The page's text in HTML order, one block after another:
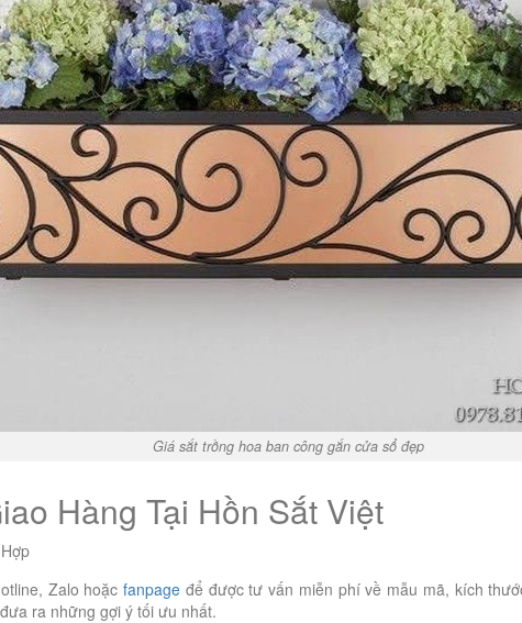
Giá sắt trồng hoa ban công gắn cửa sổ đẹp
Hàng Tại Hồn Sắt Việt
Zalo hoặcfanpage để được tư vấn miễn phí về mẫu mã, kích
ra những gợi ý tối ưu nhất.